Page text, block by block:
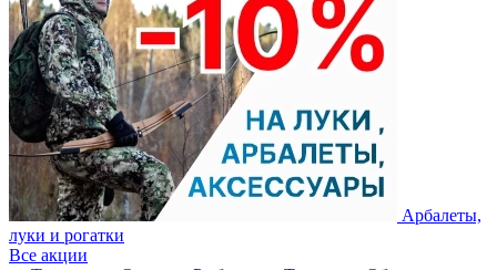
Арбалеты,
луки и рогатки
Все акции